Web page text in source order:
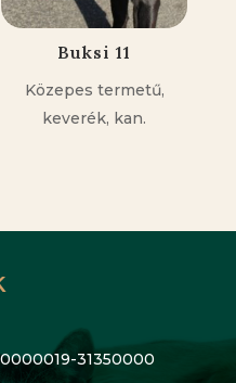
Buksi 11
Közepes termetű,
keverék, kan.
31350000